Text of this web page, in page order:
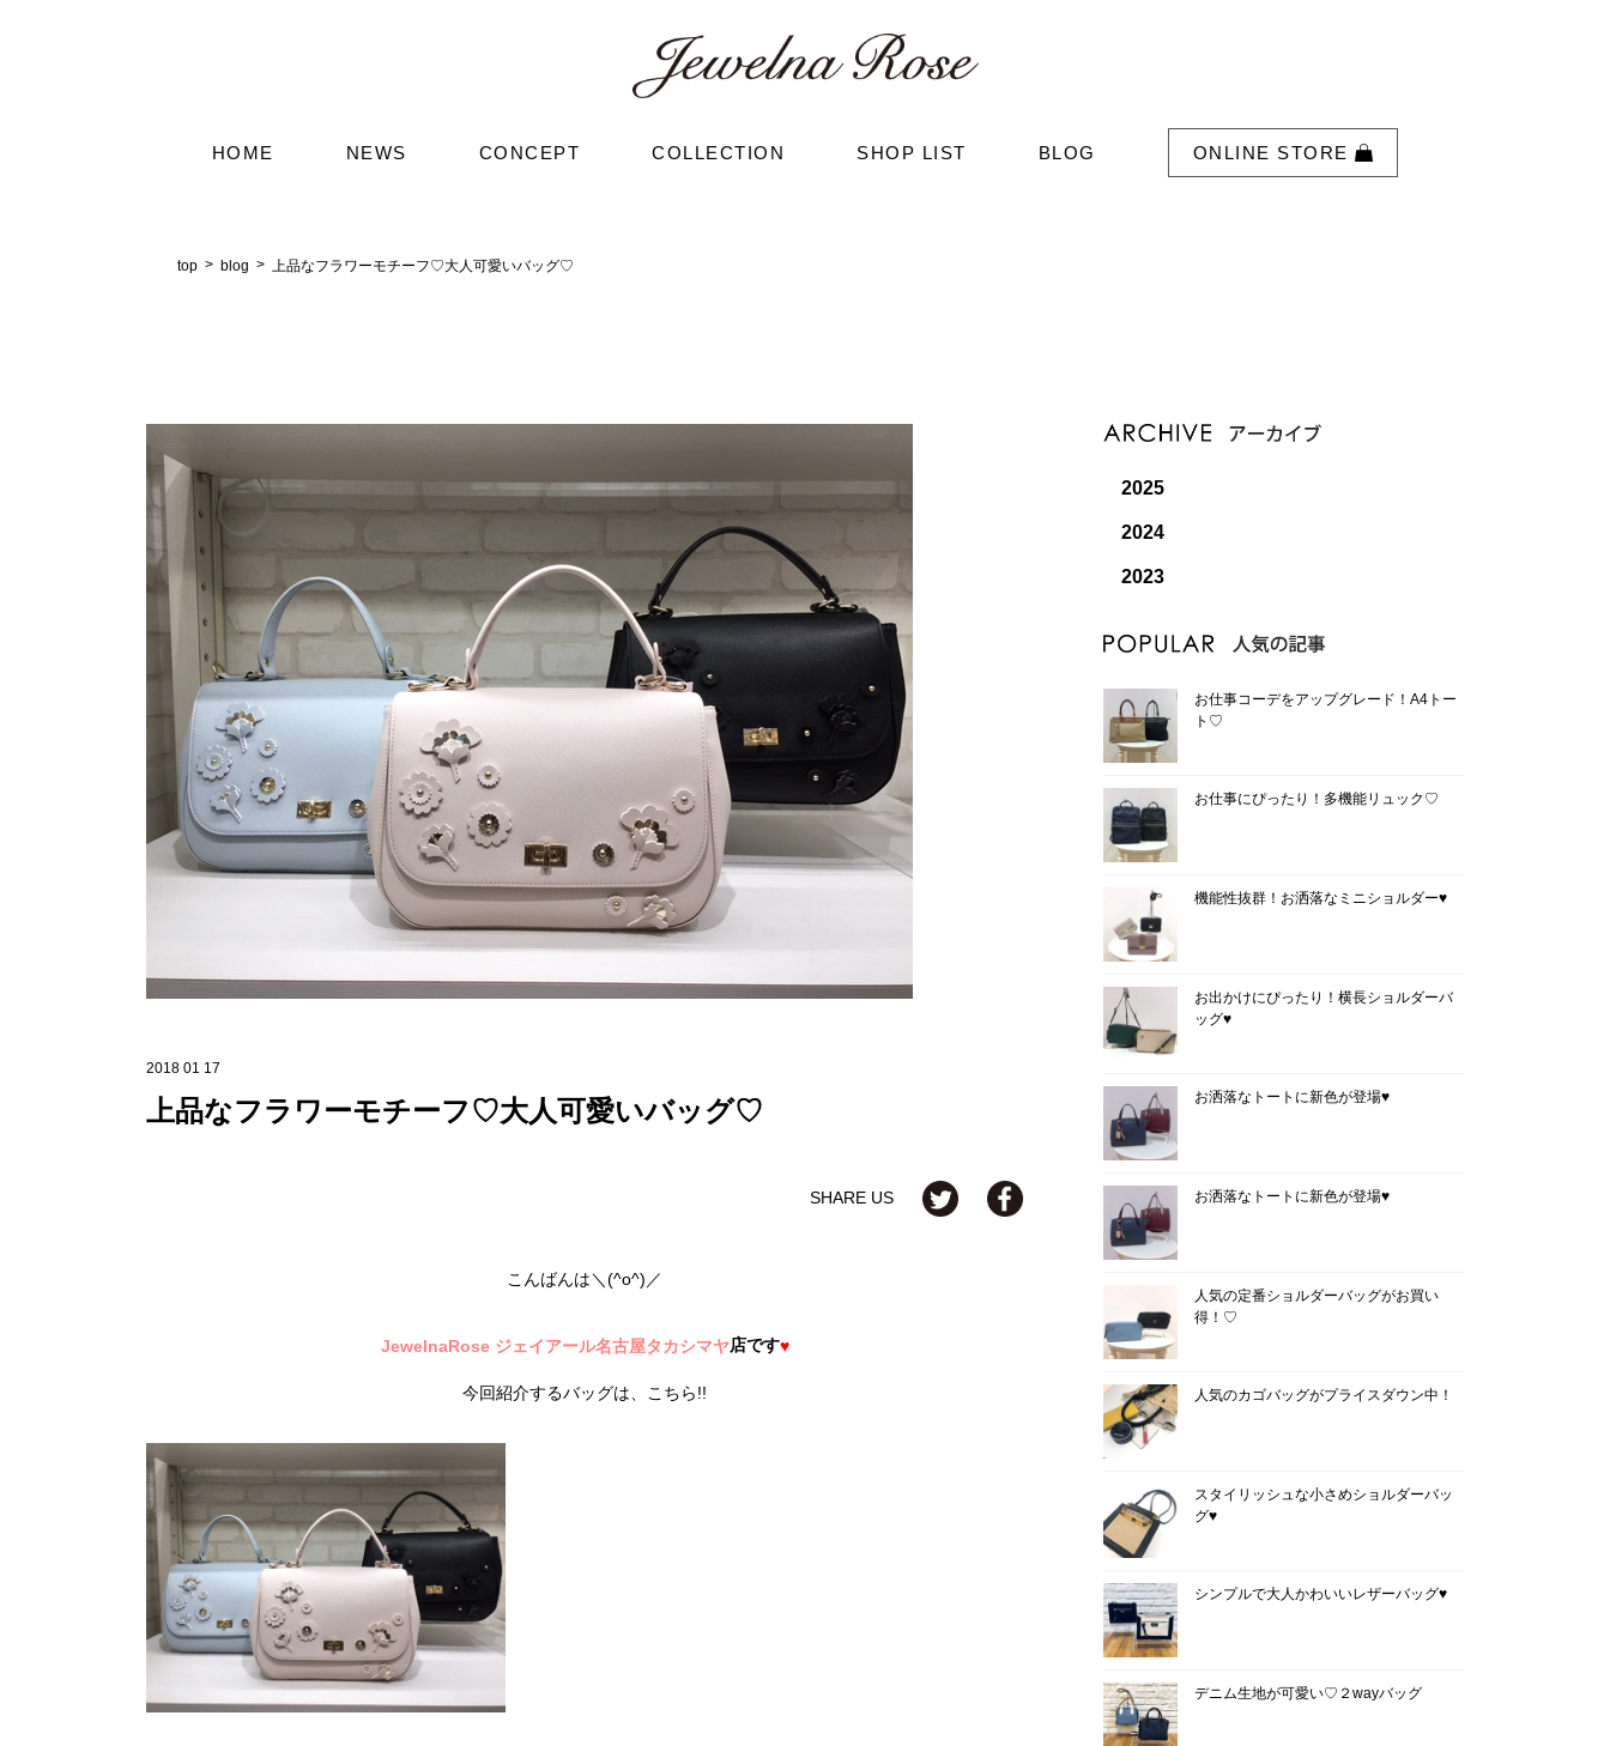
HOME NEWS CONCEPT COLLECTION SHOP LIST BLOG ONLINE STORE
top blog 上品なフラワーモチーフ♡大人可愛いバッグ♡
2018 01 17
上品なフラワーモチーフ♡大人可愛いバッグ♡
SHARE US
こんばんは＼(^o^)／
JewelnaRose ジェイアール名古屋タカシマヤ店です♥
今回紹介するバッグは、こちら!!
2025
2024
2023
お仕事コーデをアップグレード！A4トー
ト♡
お仕事にぴったり！多機能リュック♡
機能性抜群！お洒落なミニショルダー♥
お出かけにぴったり！横長ショルダーバ
ッグ♥
お洒落なトートに新色が登場♥
お洒落なトートに新色が登場♥
人気の定番ショルダーバッグがお買い
得！♡
人気のカゴバッグがプライスダウン中！
スタイリッシュな小さめショルダーバッ
グ♥
シンプルで大人かわいいレザーバッグ♥
デニム生地が可愛い♡２wayバッグ